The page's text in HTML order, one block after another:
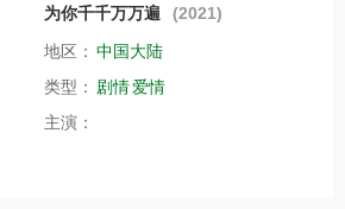
为你千千万万遍 (2021)
地区： 中国大陆
类型： 剧情爱情
主演：